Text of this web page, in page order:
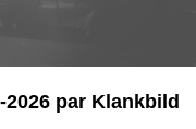
2026 par Klankbild